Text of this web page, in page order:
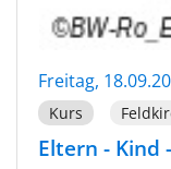
Freitag,
Kurs
Eltern - Kind